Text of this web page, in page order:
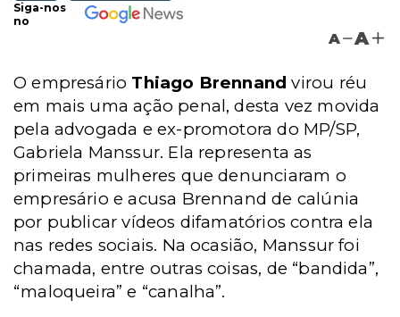
Siga-nos
no
A A
O empresário Thiago Brennand virou réu
em mais uma ação penal, desta vez movida
pela advogada e ex-promotora do MP/SP,
Gabriela Manssur. Ela representa as
primeiras mulheres que denunciaram o
empresário e acusa Brennand de calúnia
por publicar vídeos difamatórios contra ela
nas redes sociais. Na ocasião, Manssur foi
chamada, entre outras coisas, de “bandida”,
“maloqueira” e “canalha”.